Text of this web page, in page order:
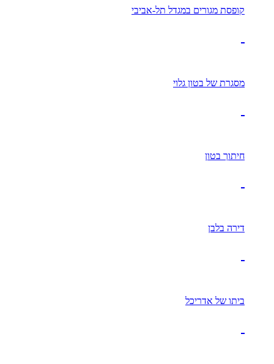
קופסת מגורים במגדל תל-אביבי
מסגרת של בטון גלוי
חיתוך בטון
דירה בלבן
ביתו של אדריכל